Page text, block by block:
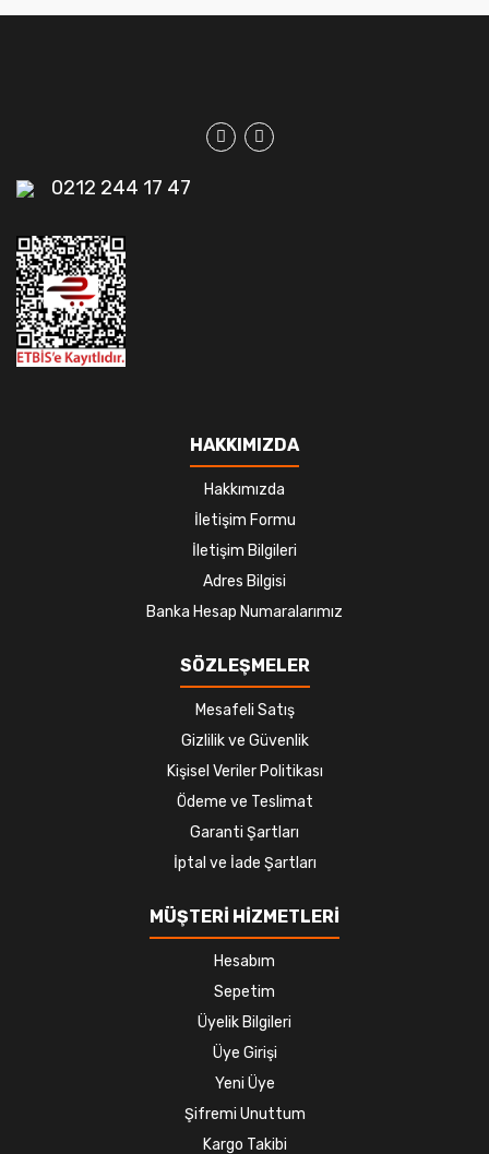
0212 244 17 47
HAKKIMIZDA
Hakkımızda
İletişim Formu
İletişim Bilgileri
Adres Bilgisi
Banka Hesap Numaralarımız
SÖZLEŞMELER
Mesafeli Satış
Gizlilik ve Güvenlik
Kişisel Veriler Politikası
Ödeme ve Teslimat
Garanti Şartları
İptal ve İade Şartları
MÜŞTERİ HİZMETLERİ
Hesabım
Sepetim
Üyelik Bilgileri
Üye Girişi
Yeni Üye
Şifremi Unuttum
Kargo Takibi